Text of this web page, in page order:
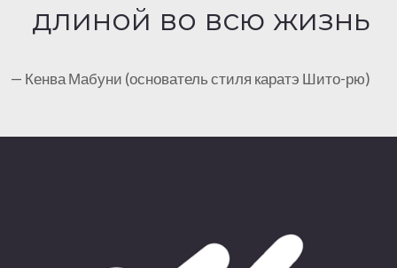
длиной во всю жизнь
— Кенва Мабуни (основатель стиля каратэ Шито-рю)